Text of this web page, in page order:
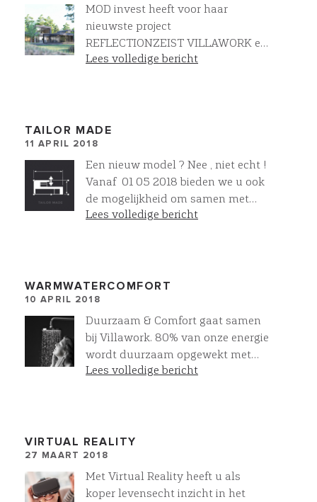
MOD invest heeft voor haar
nieuwste project
REFLECTIONZEIST VILLAWORK en
architectenbureau wUrck gevraagd
worden wederom top villa’s die
normaal niet in projectvorm
worden aangeboden. Meer
schoonheid , kwaliteit ,
duurzaamheid en comfort voor
jong tot oud gewoon standaard !
Lees volledige bericht
TAILOR MADE
11 APRIL 2018
Een nieuw model ? Nee , niet echt !
Vanaf 01 05 2018 bieden we u ook
de mogelijkheid om samen met
onze architect uw eigen unieke villa
wel noemen : Tailor Made ! Meer
luxe , kwaliteit en zekerheid blijft
gewoon standaard. Ons unieke TM-
Stappenplan met bijbehorende
condities zijn vanaf 01 05 2018 op
onze website te vinden of neem nu
Lees volledige bericht
WARMWATERCOMFORT
10 APRIL 2018
Duurzaam & Comfort gaat samen
bij Villawork. 80% van onze energie
wordt duurzaam opgewekt met
aardwarmte. Dankzij onze
Lees volledige bericht
VIRTUAL REALITY
27 MAART 2018
Met Virtual Reality heeft u als
koper levensecht inzicht in het